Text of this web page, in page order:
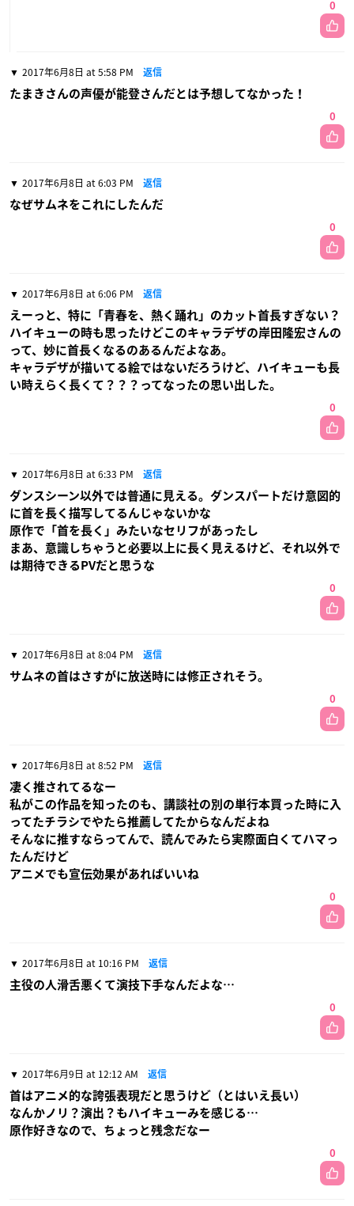
0
2017年6月8日 at 5:58 PM 返信
たまきさんの声優が能登さんだとは予想してなかった！
0
2017年6月8日 at 6:03 PM 返信
なぜサムネをこれにしたんだ
0
2017年6月8日 at 6:06 PM 返信
えーっと、特に「青春を、熱く踊れ」のカット首長すぎない？
ハイキューの時も思ったけどこのキャラデザの岸田隆宏さんの
って、妙に首長くなるのあるんだよなあ。
キャラデザが描いてる絵ではないだろうけど、ハイキューも長
い時えらく長くて？？？ってなったの思い出した。
0
2017年6月8日 at 6:33 PM 返信
ダンスシーン以外では普通に見える。ダンスパートだけ意図的
に首を長く描写してるんじゃないかな
原作で「首を長く」みたいなセリフがあったし
まあ、意識しちゃうと必要以上に長く見えるけど、それ以外で
は期待できるPVだと思うな
0
2017年6月8日 at 8:04 PM 返信
サムネの首はさすがに放送時には修正されそう。
0
2017年6月8日 at 8:52 PM 返信
凄く推されてるなー
私がこの作品を知ったのも、講談社の別の単行本買った時に入
ってたチラシでやたら推薦してたからなんだよね
そんなに推すならってんで、読んでみたら実際面白くてハマっ
たんだけど
アニメでも宣伝効果があればいいね
0
2017年6月8日 at 10:16 PM 返信
主役の人滑舌悪くて演技下手なんだよな…
0
2017年6月9日 at 12:12 AM 返信
首はアニメ的な誇張表現だと思うけど（とはいえ長い）
なんかノリ？演出？もハイキューみを感じる…
原作好きなので、ちょっと残念だなー
0